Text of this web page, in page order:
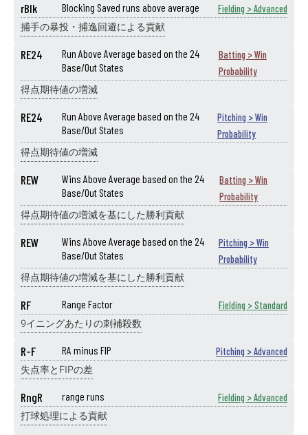
rBlk Blocking Saved runs above average Fielding > Advanced
捕手の暴投・捕逸回避による貢献
RE24
Run Above Average based on the 24
Base/Out States
Batting > Win
Probability
得点期待値の増減
RE24
Run Above Average based on the 24
Base/Out States
Pitching > Win
Probability
得点期待値の増減
REW
Wins Above Average based on the 24
Base/Out States
Batting > Win
Probability
得点期待値の増減を基にした勝利貢献
REW
Wins Above Average based on the 24
Base/Out States
Pitching > Win
Probability
得点期待値の増減を基にした勝利貢献
RF Range Factor Fielding > Standard
9イニングあたりの刺補殺数
R-F RA minus FIP Pitching > Advanced
失点率とFIPの差
RngR range runs Fielding > Advanced
打球処理による貢献